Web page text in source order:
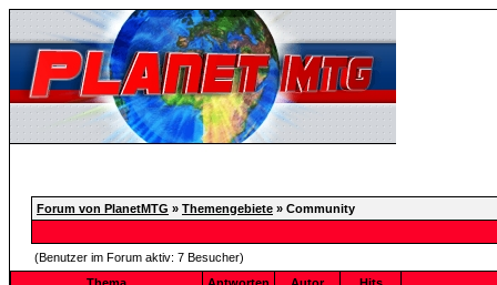
Forum von PlanetMTG » Themengebiete » Community
(Benutzer im Forum aktiv: 7 Besucher)